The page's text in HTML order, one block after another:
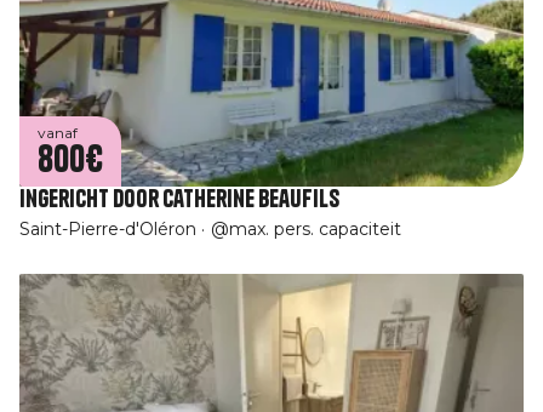
vanaf
800€
Ingericht door Catherine Beaufils
Saint-Pierre-d'Oléron @max. pers. capaciteit